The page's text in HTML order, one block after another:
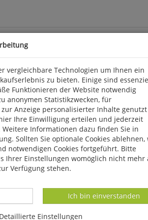
In den 1970er Jahren brüteten auf
zwischenzeitlich auf 3500 Paare,
leicht rückläufigen Trend und sind
Verein Langenwerder e.V. an das
der Möwen steht dabei im Fokus.
vergleichbare Technologien um Ihnen ein
zu bieten. Einige sind
Funktionieren der Website notwendig
anonymen Statistikzwecken, für
Anzeige personalisierter Inhalte genutzt
Ihre Einwilligung erteilen und jederzeit
Informationen dazu finden Sie in
Sollten Sie optionale Cookies ablehnen,
notwendigen Cookies fortgeführt. Bitte
Ihrer Einstellungen womöglich nicht mehr
Verfügung stehen.
Datenverarbeitung -
Ich bin einverstanden
-
Datenverarbeitung -
Detaillierte Einstellungen